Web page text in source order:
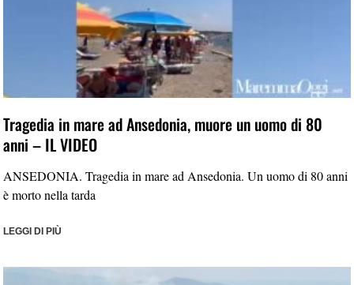
Tragedia in mare ad Ansedonia, muore un uomo di 80
anni – IL VIDEO
ANSEDONIA. Tragedia in mare ad Ansedonia. Un uomo di 80 anni
è morto nella tarda
LEGGI DI PIÙ